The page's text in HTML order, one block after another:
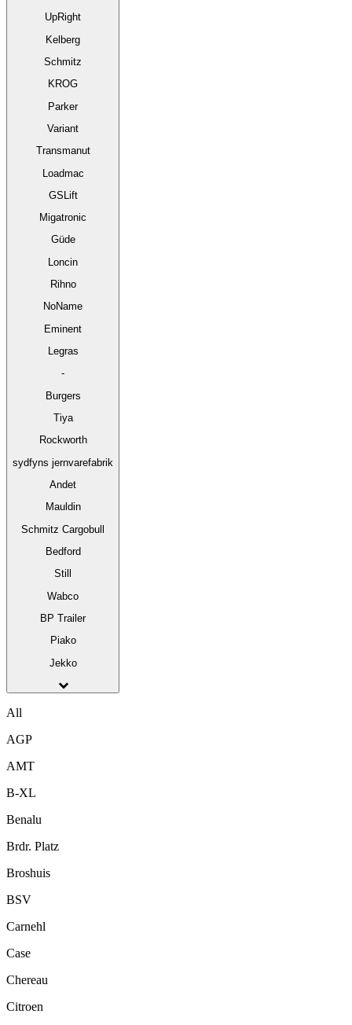
UpRight
Kelberg
Schmitz
KROG
Parker
Variant
Transmanut
Loadmac
GSLift
Migatronic
Güde
Loncin
Rihno
NoName
Eminent
Legras
-
Burgers
Tiya
Rockworth
sydfyns jernvarefabrik
Andet
Mauldin
Schmitz Cargobull
Bedford
Still
Wabco
BP Trailer
Piako
Jekko
All
AGP
AMT
B-XL
Benalu
Brdr. Platz
Broshuis
BSV
Carnehl
Case
Chereau
Citroen